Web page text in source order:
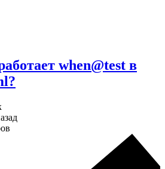
when@test в